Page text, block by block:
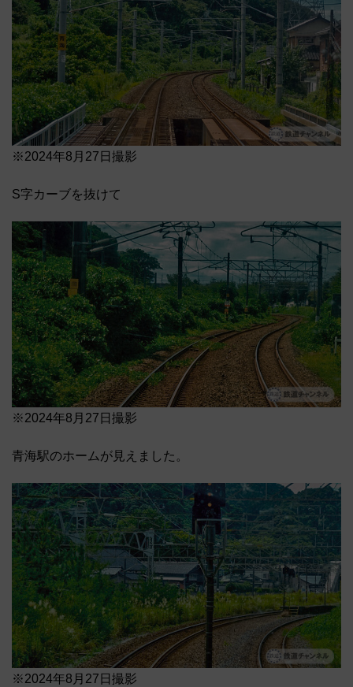
※2024年8月27日撮影
S字カーブを抜けて
※2024年8月27日撮影
青海駅のホームが見えました。
※2024年8月27日撮影